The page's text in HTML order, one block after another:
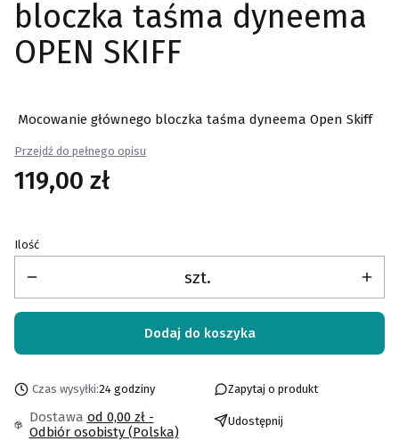
bloczka taśma dyneema
OPEN SKIFF
Mocowanie głównego bloczka taśma dyneema Open Skiff
Przejdź do pełnego opisu
Cena
119,00 zł
Ilość
szt.
Dodaj do koszyka
Czas wysyłki:24 godziny
Dostawa od 0,00 zł -
Odbiór osobisty (Polska)
Zapytaj o produkt
Udostępnij